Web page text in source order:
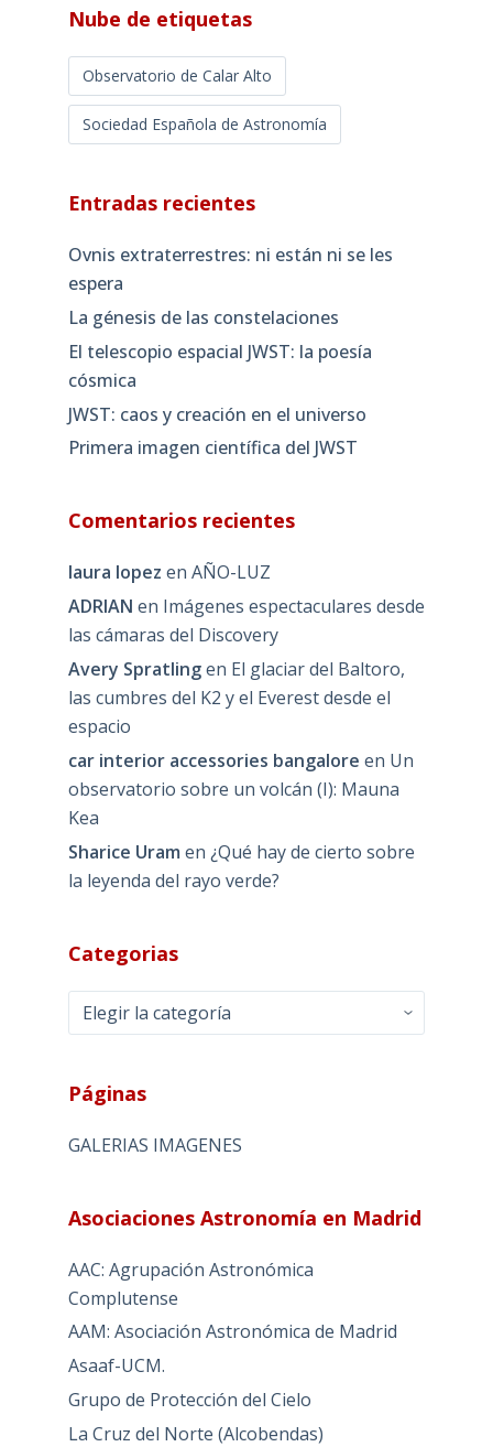
Nube de etiquetas
Observatorio de Calar Alto
Sociedad Española de Astronomía
Entradas recientes
Ovnis extraterrestres: ni están ni se les
espera
La génesis de las constelaciones
El telescopio espacial JWST: la poesía
cósmica
JWST: caos y creación en el universo
Primera imagen científica del JWST
Comentarios recientes
laura lopez en AÑO-LUZ
ADRIAN en Imágenes espectaculares desde
las cámaras del Discovery
Avery Spratlingen El glaciar del Baltoro,
las cumbres del K2 y el Everest desde el
espacio
car interior accessories bangalore en Un
observatorio sobre un volcán (I): Mauna
Kea
Sharice Uram en ¿Qué hay de cierto sobre
la leyenda del rayo verde?
Categorias
Categorias
Páginas
GALERIAS IMAGENES
Asociaciones Astronomía en Madrid
AAC: Agrupación Astronómica
Complutense
AAM: Asociación Astronómica de Madrid
Asaaf-UCM.
Grupo de Protección del Cielo
La Cruz del Norte (Alcobendas)